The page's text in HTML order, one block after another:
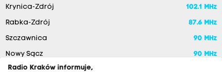
Krynica-Zdrój 102.1 MHz
Rabka-Zdrój 87.6 MHz
Szczawnica 90 MHz
Nowy Sącz 90 MHz
Radio Kraków informuje,